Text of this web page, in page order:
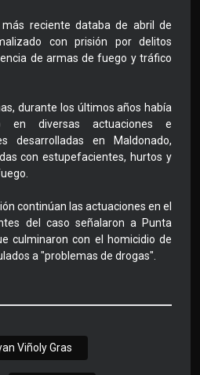
reciente databa de abril de
con prisión por delitos
de armas de fuego y tráfico
durante los últimos años había
en diversas actuaciones e
desarrolladas en Maldonado,
con estupefacientes, hurtos y
continúan las actuaciones en el
del caso señalaron a Punta
culminaron con el homicidio de
a "problemas de drogas".
Viñoly Gras